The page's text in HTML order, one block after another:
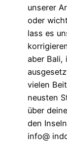
unserer
oder
lass es
aber Bali,
vielen
neusten
über
den
info@